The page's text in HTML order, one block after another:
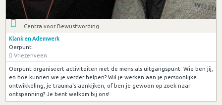
Centra voor Bewustwording
Klank en Ademwerk
Oerpunt
Vriezenveen
Oerpunt organiseert activiteiten met de mens als uitgangspunt. Wie ben jij,
en hoe kunnen we je verder helpen? Wil je werken aan je persoonlijke
ontwikkeling, je trauma's aankijken, of ben je gewoon op zoek naar
ontspanning? Je bent welkom bij ons!